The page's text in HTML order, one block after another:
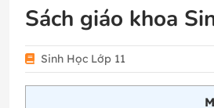
Sách giáo khoa
Sinh Học Lớp 11